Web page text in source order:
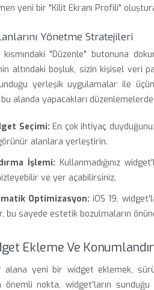
yeni bir "Kilit Ekranı Profili"
Yönetme Stratejileri
kısmındaki "Düzenle" butonuna
altındaki boşluk, sizin kişisel veri
yerleşik uygulamalar ile
bu alanda yapacakları
Seçimi: En çok ihtiyaç
alanlara yerleştirin.
İşlemi: Kullanmadığınız
ve yer açabilirsiniz.
Optimizasyon: iOS 19,
bu sayede estetik bozulmaların
Ekleme Ve
alana yeni bir widget eklemek,
önemli nokta, widget'ların